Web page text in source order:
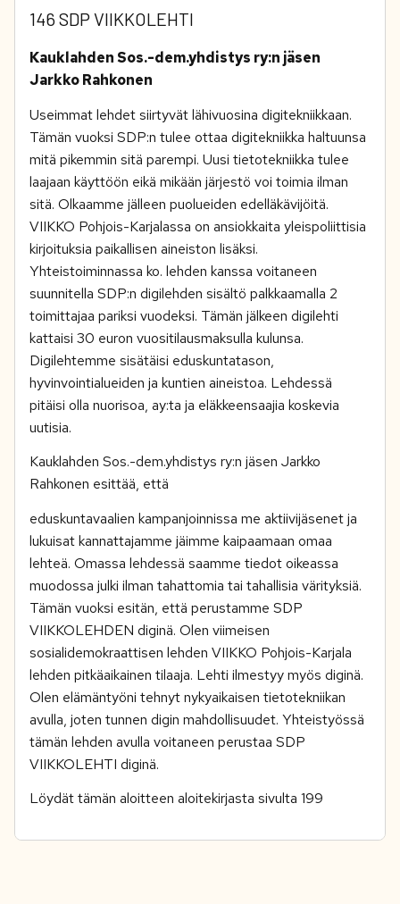
146 SDP VIIKKOLEHTI
Kauklahden Sos.-dem.yhdistys ry:n jäsen
Jarkko Rahkonen
Useimmat lehdet siirtyvät lähivuosina digitekniikkaan.
Tämän vuoksi SDP:n tulee ottaa digitekniikka haltuunsa
mitä pikemmin sitä parempi. Uusi tietotekniikka tulee
laajaan käyttöön eikä mikään järjestö voi toimia ilman
sitä. Olkaamme jälleen puolueiden edelläkävijöitä.
VIIKKO Pohjois-Karjalassa on ansiokkaita yleispoliittisia
kirjoituksia paikallisen aineiston lisäksi.
Yhteistoiminnassa ko. lehden kanssa voitaneen
suunnitella SDP:n digilehden sisältö palkkaamalla 2
toimittajaa pariksi vuodeksi. Tämän jälkeen digilehti
kattaisi 30 euron vuositilausmaksulla kulunsa.
Digilehtemme sisätäisi eduskuntatason,
hyvinvointialueiden ja kuntien aineistoa. Lehdessä
pitäisi olla nuorisoa, ay:ta ja eläkkeensaajia koskevia
uutisia.
Kauklahden Sos.-dem.yhdistys ry:n jäsen Jarkko
Rahkonen esittää, että
eduskuntavaalien kampanjoinnissa me aktiivijäsenet ja
lukuisat kannattajamme jäimme kaipaamaan omaa
lehteä. Omassa lehdessä saamme tiedot oikeassa
muodossa julki ilman tahattomia tai tahallisia värityksiä.
Tämän vuoksi esitän, että perustamme SDP
VIIKKOLEHDEN diginä. Olen viimeisen
sosialidemokraattisen lehden VIIKKO Pohjois-Karjala
lehden pitkäaikainen tilaaja. Lehti ilmestyy myös diginä.
Olen elämäntyöni tehnyt nykyaikaisen tietotekniikan
avulla, joten tunnen digin mahdollisuudet. Yhteistyössä
tämän lehden avulla voitaneen perustaa SDP
VIIKKOLEHTI diginä.
Löydät tämän aloitteen aloitekirjasta sivulta 199